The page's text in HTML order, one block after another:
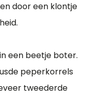
door een klontje
een beetje boter.
peperkorrels
tweederde